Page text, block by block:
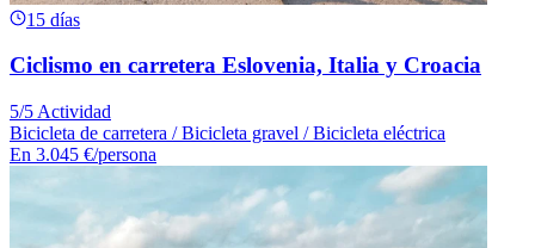
15 días
Ciclismo en carretera Eslovenia, Italia y Croacia
5/5 Actividad
Bicicleta de carretera / Bicicleta gravel / Bicicleta eléctrica
En 3.045 €/persona